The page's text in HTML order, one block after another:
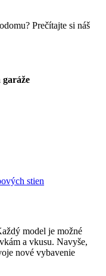
Prečítajte si náš
stien
model je možné
a vkusu. Navyše,
nové vybavenie